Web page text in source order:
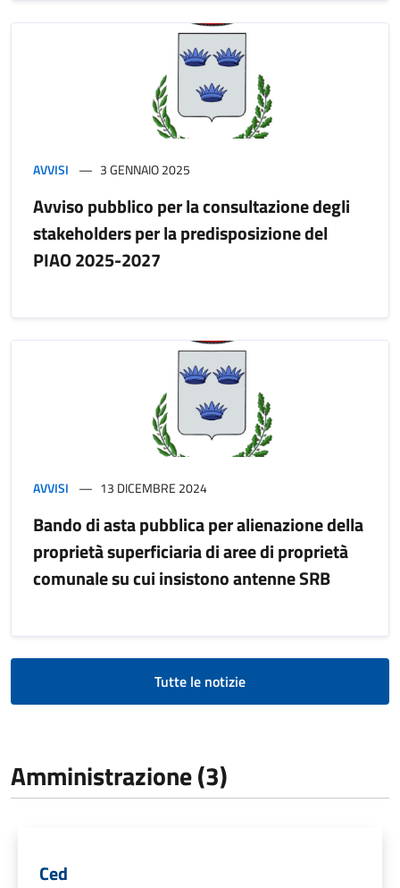
AVVISI 3 GENNAIO 2025
Avviso pubblico per la consultazione degli
stakeholders per la predisposizione del
PIAO 2025-2027
AVVISI 13 DICEMBRE 2024
Bando di asta pubblica per alienazione della
proprietà superficiaria di aree di proprietà
comunale su cui insistono antenne SRB
Tutte le notizie
Amministrazione (3)
Ced